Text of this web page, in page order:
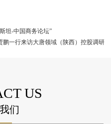
坦-中国商务论坛”
鹏一行来访大唐领域（陕西）控股调研
US
们